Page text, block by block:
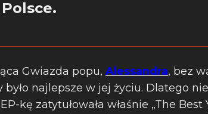
Gwiazda popu, Alessandra, bez
było najlepsze w jej życiu. Dlatego
kę zatytułowała właśnie „The Best